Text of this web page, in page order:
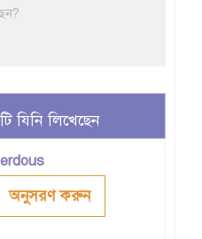
যিনি লিখেছেন
অনুসরণ করুন